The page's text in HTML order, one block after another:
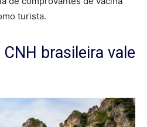
turista.
brasileira vale